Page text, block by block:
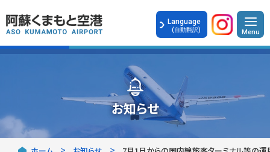
Language
(自動翻訳)
お知らせ